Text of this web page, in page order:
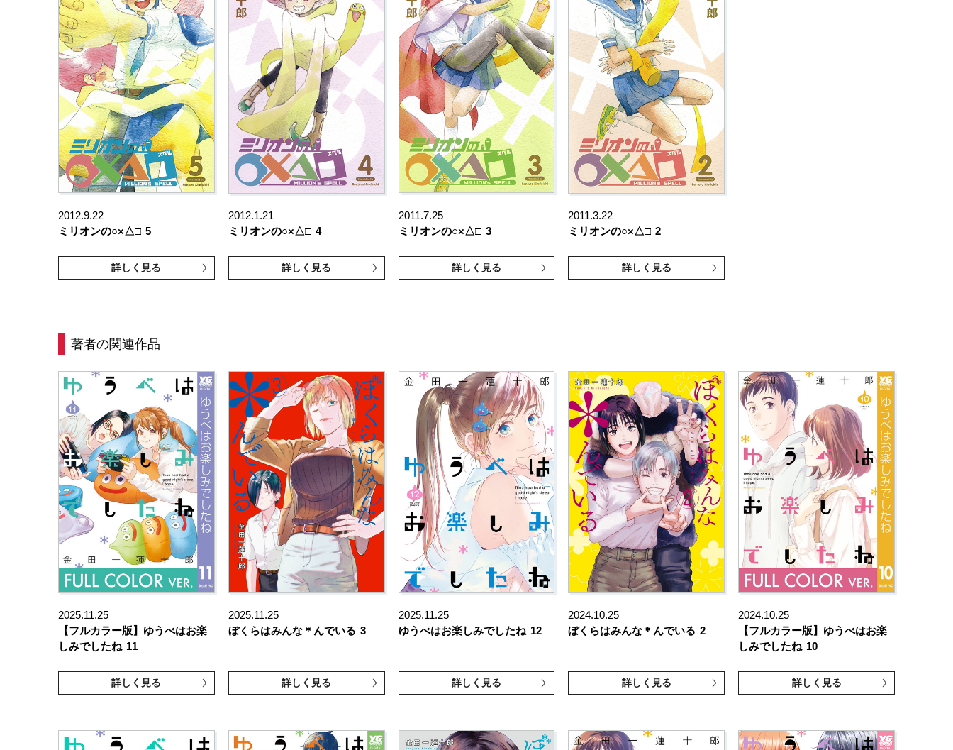
2012.9.22
ミリオンの○×△□ 5
詳しく見る
2012.1.21
ミリオンの○×△□ 4
詳しく見る
2011.7.25
ミリオンの○×△□ 3
詳しく見る
2011.3.22
ミリオンの○×△□ 2
詳しく見る
著者の関連作品
2025.11.25
【フルカラー版】ゆうべはお楽
しみでしたね 11
詳しく見る
2025.11.25
ぼくらはみんな＊んでいる 3
詳しく見る
2025.11.25
ゆうべはお楽しみでしたね 12
詳しく見る
2024.10.25
ぼくらはみんな＊んでいる 2
詳しく見る
2024.10.25
【フルカラー版】ゆうべはお楽
しみでしたね 10
詳しく見る